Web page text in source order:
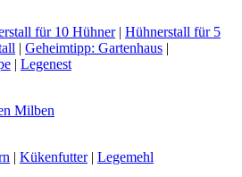
für 10 Hühner| Hühnerstall für 5
| Geheimtipp: Gartenhaus |
| Legenest
Milben
| Kükenfutter| Legemehl